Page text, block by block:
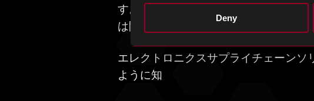
Deny
す。技術が発展し、アプリケーション
は間違いありません。5Gは増え続け
エレクトロニクスサプライチェーン
ように知